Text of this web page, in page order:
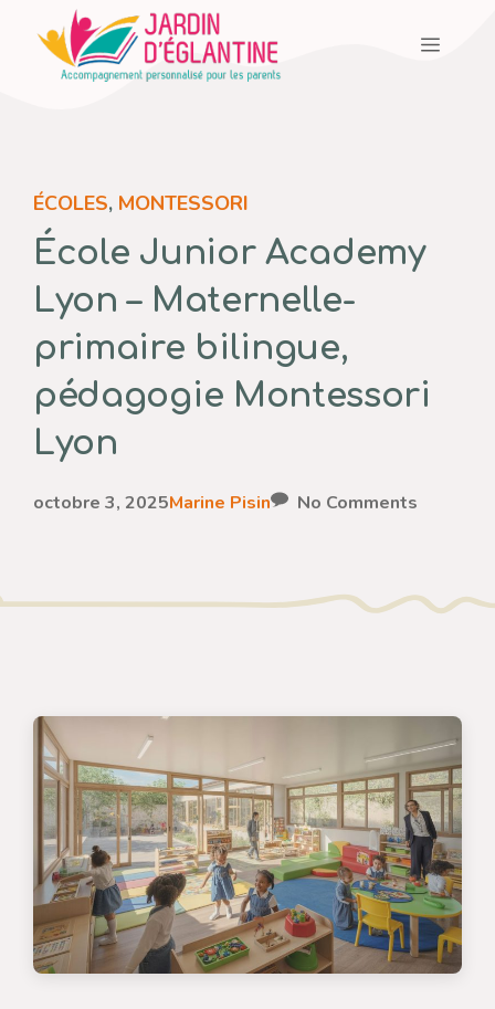
contenu
Menu
ÉCOLES, MONTESSORI
École Junior Academy
Lyon – Maternelle-
primaire bilingue,
pédagogie Montessori
Lyon
octobre 3, 2025Marine Pisin No Comments